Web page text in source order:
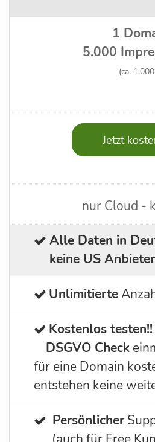
1
5.000
(ca.
Jetzt
nur Cloud -
Alle Daten in
keine US
Unlimitierte
Kostenlos testen!!
DSGVO Check
für eine Domain
entstehen keine
Persönlicher